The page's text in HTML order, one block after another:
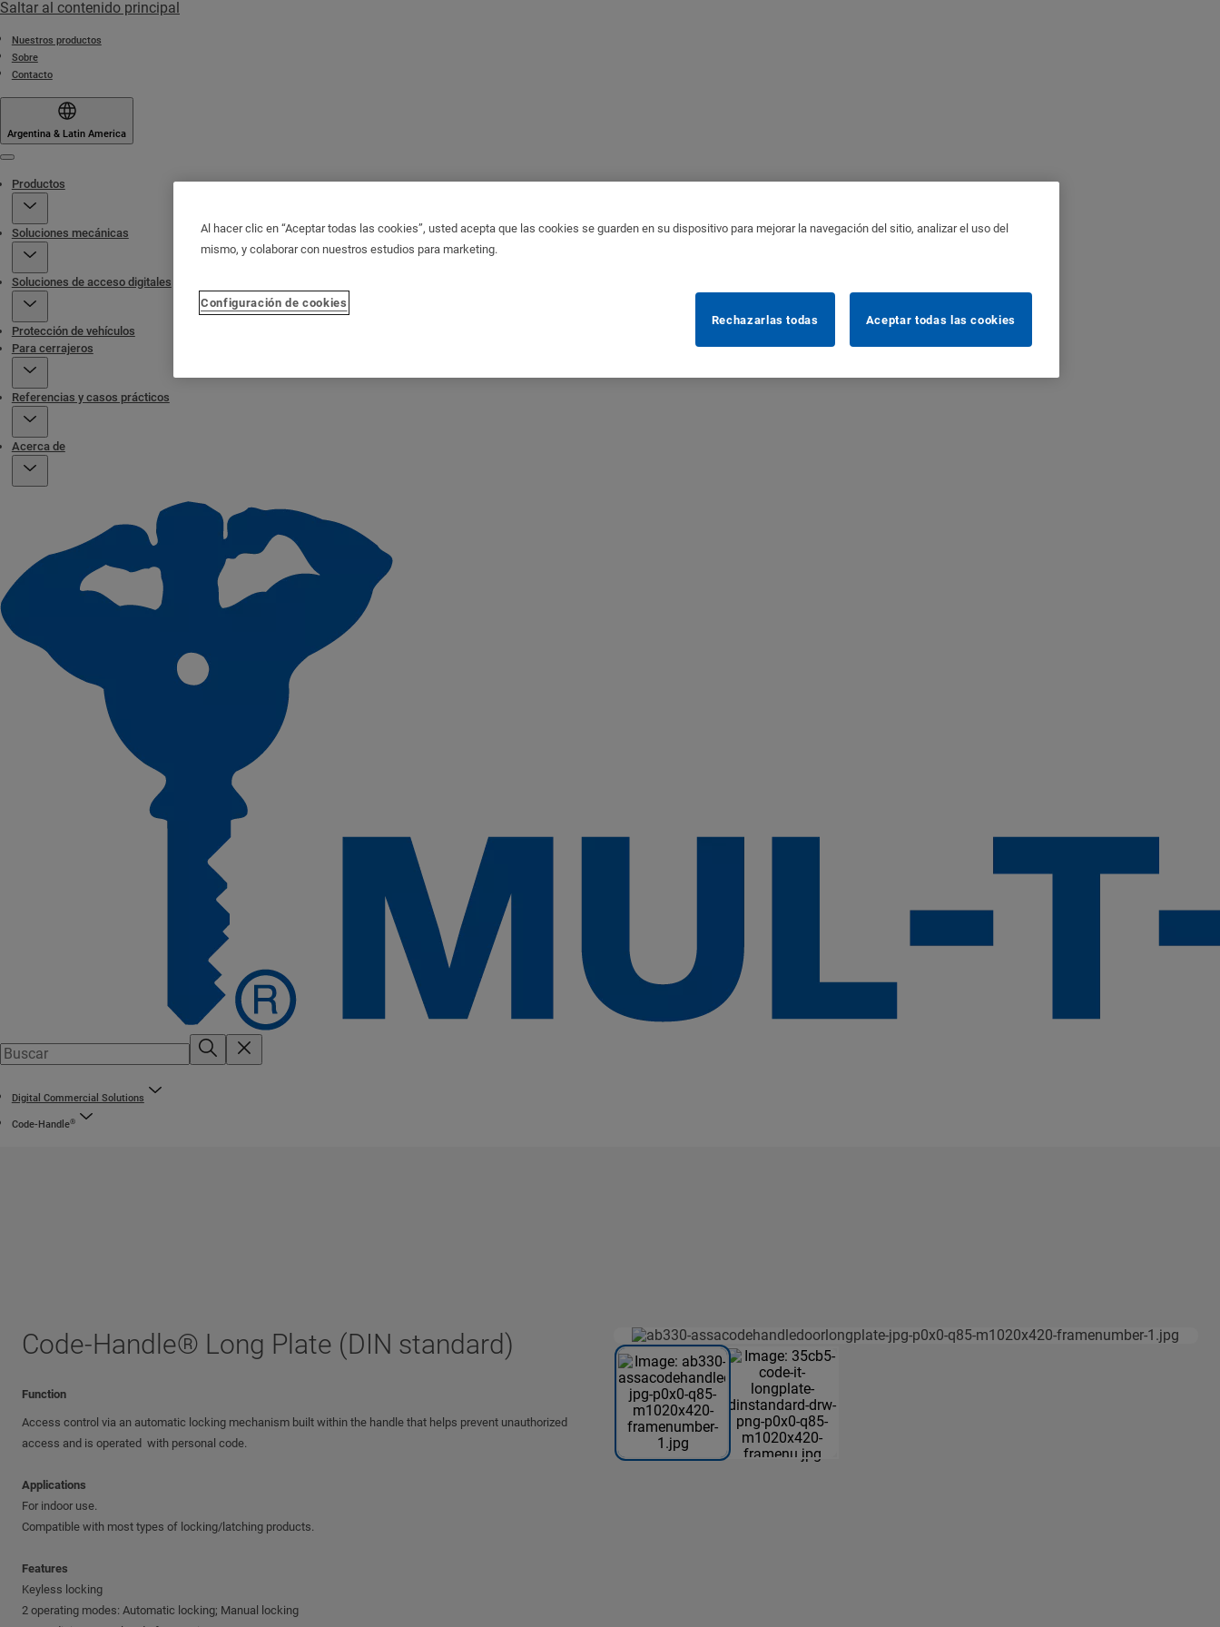
Saltar al contenido principal
Nuestros productos
Sobre
Contacto
Argentina & Latin America
Productos
Soluciones mecánicas
Soluciones de acceso digitales
Protección de vehículos
Para cerrajeros
Referencias y casos prácticos
Acerca de
Digital Commercial Solutions
Code-Handle®
Code-Handle® Long Plate (DIN standard)
Function
Access control via an automatic locking mechanism built within the handle that helps prevent unauthorized
access and is operated with personal code.
Applications
For indoor use.
Compatible with most types of locking/latching products.
Features
Keyless locking
2 operating modes: Automatic locking; Manual locking
Al hacer clic en “Aceptar todas las cookies”, usted acepta que las cookies se guarden en su dispositivo para mejorar la navegación del sitio, analizar el uso del
mismo, y colaborar con nuestros estudios para marketing.
Configuración de cookies
Rechazarlas todas
Aceptar todas las cookies